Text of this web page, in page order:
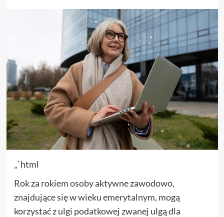
„`html
Rok za rokiem osoby aktywne zawodowo,
znajdujące się w wieku emerytalnym, mogą
korzystać z ulgi podatkowej zwanej ulgą dla